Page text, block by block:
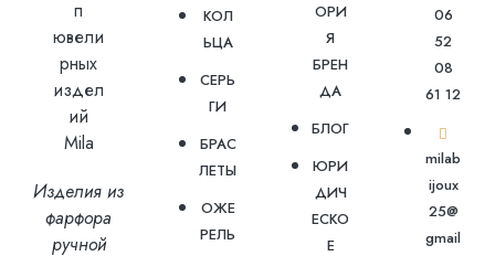
Изделия из
фарфора
ручной
КОЛ
ЬЦА
СЕРЬ
ГИ
БРАС
ЛЕТЫ
ОЖЕ
РЕЛЬ
ОРИ
Я
БРЕН
ДА
БЛОГ
ЮРИ
ДИЧ
ЕСКО
Е
06
52
08
61 12
milab
ijoux
25@
gmail